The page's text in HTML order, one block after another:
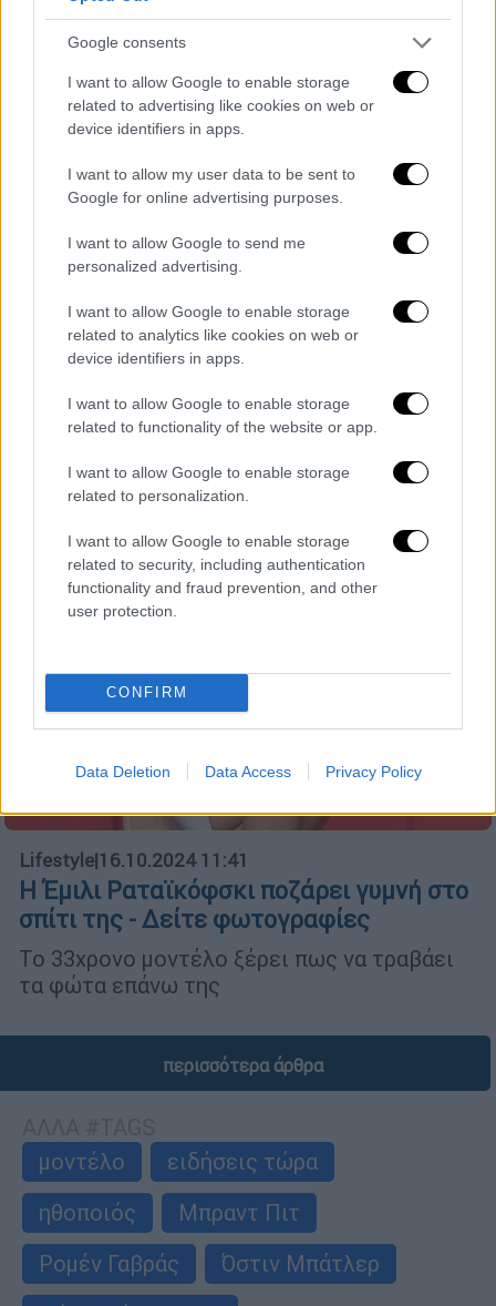
Google consents
I want to allow Google to enable storage
related to advertising like cookies on web or
device identifiers in apps.
I want to allow my user data to be sent to
Google for online advertising purposes.
I want to allow Google to send me
personalized advertising.
I want to allow Google to enable storage
related to analytics like cookies on web or
device identifiers in apps.
I want to allow Google to enable storage
related to functionality of the website or app.
I want to allow Google to enable storage
related to personalization.
I want to allow Google to enable storage
related to security, including authentication
functionality and fraud prevention, and other
user protection.
CONFIRM
Data Deletion Data Access Privacy Policy
Lifestyle|01.11.2024 11:11
celebrities για το φετινό Halloween
Lifestyle|16.10.2024 11:41
Η Έμιλι Ραταϊκόφσκι ποζάρει γυμνή στο
σπίτι της - Δείτε φωτογραφίες
Το 33χρονο μοντέλο ξέρει πως να τραβάει
τα φώτα επάνω της
περισσότερα άρθρα
μοντέλο
ειδήσεις τώρα
ηθοποιός
Μπραντ Πιτ
Ροµέν Γαβράς
Όστιν Μπάτλερ